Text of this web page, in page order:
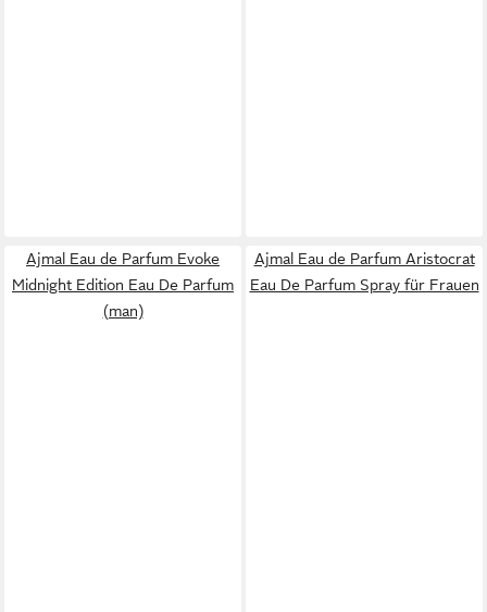
Ajmal Eau de Parfum Evoke
Midnight Edition Eau De Parfum
(man)
Ajmal Eau de Parfum Aristocrat
Eau De Parfum Spray für Frauen